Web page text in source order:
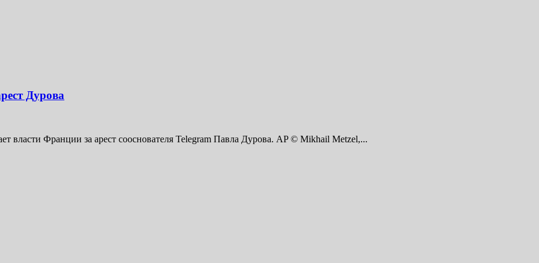
Дурова
власти Франции за арест сооснователя Telegram Павла Дурова. AP © Mikhail Metzel,...